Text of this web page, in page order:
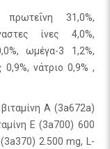
πρωτεΐνη 31,0%,
ίνες 4,0%,
ωμέγα-3 1,2%,
νάτριο 0,9% ,
Α (3a672a)
Ε (3a700) 600
2.500 mg, L-